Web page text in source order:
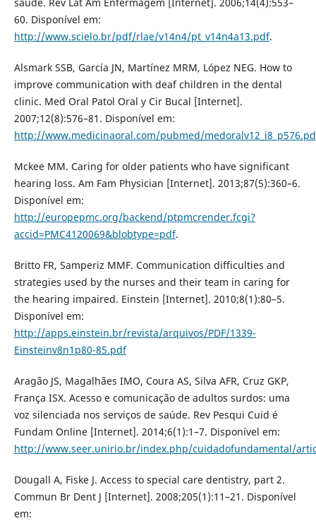
60. Disponível em:
http://www.scielo.br/pdf/rlae/v14n4/pt_v14n4a13.pdf.
Alsmark SSB, García JN, Martínez MRM, López NEG. How to
improve communication with deaf children in the dental
clinic. Med Oral Patol Oral y Cir Bucal [Internet].
2007;12(8):576–81. Disponível em:
http://www.medicinaoral.com/pubmed/
Mckee MM. Caring for older patients who have significant
hearing loss. Am Fam Physician [Internet]. 2013;87(5):360–6.
Disponível em:
http://europepmc.org/backend/ptpmcrender.fcgi?
accid=PMC4120069&blobtype=pdf.
Britto FR, Samperiz MMF. Communication difficulties and
strategies used by the nurses and their team in caring for
the hearing impaired. Einstein [Internet]. 2010;8(1):80–5.
Disponível em:
http://apps.einstein.br/revista/arquivos/PDF/1339-
Einsteinv8n1p80-85.pdf
Aragão JS, Magalhães IMO, Coura AS, Silva AFR, Cruz GKP,
França ISX. Acesso e comunicação de adultos surdos: uma
voz silenciada nos serviços de saúde. Rev Pesqui Cuid é
Fundam Online [Internet]. 2014;6(1):1–7. Disponível em:
http://www.seer.unirio.br/index.php/cuidadofundamental/
Dougall A, Fiske J. Access to special care dentistry, part 2.
Commun Br Dent J [Internet]. 2008;205(1):11–21. Disponível
em: